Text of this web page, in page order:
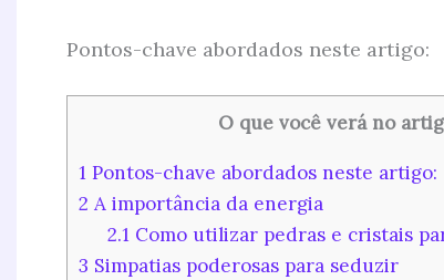
Pontos-chave abordados neste artigo:
O que você verá no
1 Pontos-chave abordados neste artigo:
2 A importância da energia
2.1Como utilizar pedras e cristais
3 Simpatias poderosas para seduzir